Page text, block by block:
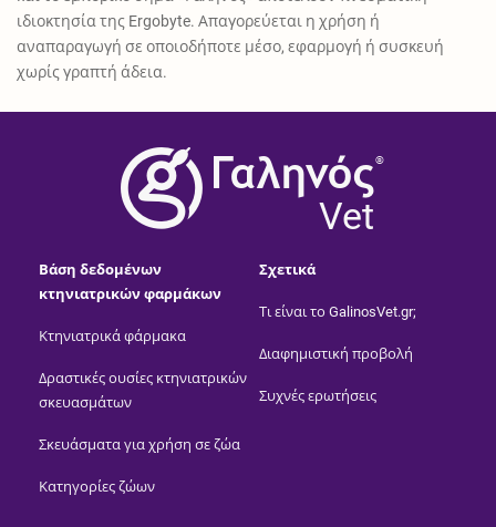
ιδιοκτησία της Ergobyte. Απαγορεύεται η χρήση ή
αναπαραγωγή σε οποιοδήποτε μέσο, εφαρμογή ή συσκευή
χωρίς γραπτή άδεια.
®
Vet
Βάση δεδομένων
κτηνιατρικών φαρμάκων
Κτηνιατρικά φάρμακα
Δραστικές ουσίες κτηνιατρικών
σκευασμάτων
Σκευάσματα για χρήση σε ζώα
Κατηγορίες ζώων
Σχετικά
Τι είναι το GalinosVet.gr;
Διαφημιστική προβολή
Συχνές ερωτήσεις